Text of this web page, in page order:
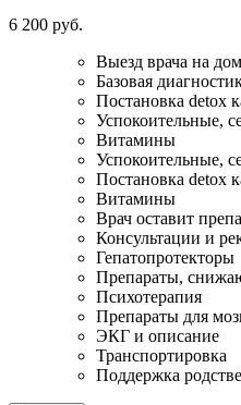
6 200 руб.
Выезд врача на
Базовая
Постановка detox
Успокоительные,
Витамины
Успокоительные,
Постановка detox
Витамины
Врач оставит
Консультации и
Гепатопротекторы
Препараты,
Психотерапия
Препараты для
ЭКГ и описание
Транспортировка
Поддержка